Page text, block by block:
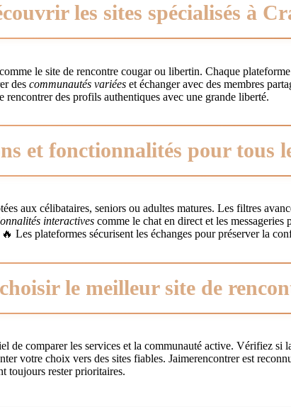
les sites spécialisés à
comme le site de rencontre cougar ou libertin. Chaque
des communautés variées et échanger avec des membres
des profils authentiques avec une grande liberté.
et fonctionnalités pour tous
aux célibataires, seniors ou adultes matures. Les filtres
interactives comme le chat en direct et les
Les plateformes sécurisent les échanges pour préserver la
le meilleur site de
de comparer les services et la communauté active. Vérifiez si
votre choix vers des sites fiables. Jaimerencontrer est
toujours rester prioritaires.